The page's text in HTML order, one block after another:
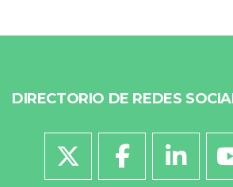
DIRECTORIO DE REDES